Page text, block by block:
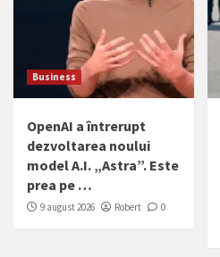
Business
OpenAI a întrerupt
dezvoltarea noului
model A.I. „Astra”. Este
prea pe …
9 august 2026 Robert 0